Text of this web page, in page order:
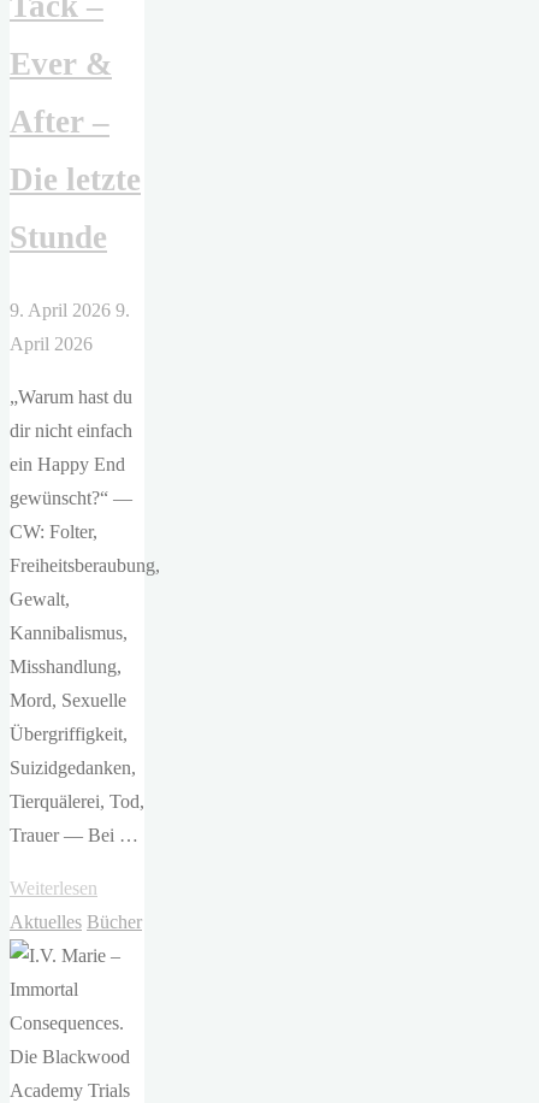
Ever &
After –
Die letzte
Stunde
9. April 2026 9.
April 2026
„Warum hast du
dir nicht einfach
ein Happy End
gewünscht?“ —
CW: Folter,
Freiheitsberaubung,
Gewalt,
Kannibalismus,
Misshandlung,
Mord, Sexuelle
Übergriffigkeit,
Suizidgedanken,
Tierquälerei, Tod,
Trauer — Bei …
Weiterlesen
Tack
–
&
After
–
Aktuelles Bücher